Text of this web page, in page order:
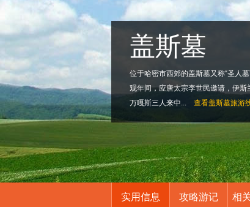
盖斯墓
位于哈密市西郊的盖斯墓又称“圣人
观年间，应唐太宗李世民邀请，伊
万嘎斯三人来中...
查看盖斯墓旅游
实用信息 攻略游记 相